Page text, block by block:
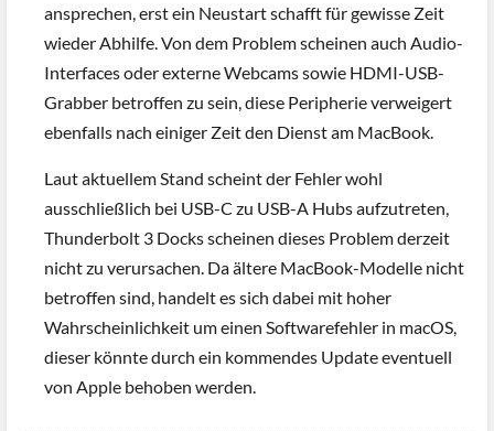
ansprechen, erst ein Neustart schafft für gewisse Zeit
wieder Abhilfe. Von dem Problem scheinen auch Audio-
Interfaces oder externe Webcams sowie HDMI-USB-
Grabber betroffen zu sein, diese Peripherie verweigert
ebenfalls nach einiger Zeit den Dienst am MacBook.
Laut aktuellem Stand scheint der Fehler wohl
ausschließlich bei USB-C zu USB-A Hubs aufzutreten,
Thunderbolt 3 Docks scheinen dieses Problem derzeit
nicht zu verursachen. Da ältere MacBook-Modelle nicht
betroffen sind, handelt es sich dabei mit hoher
Wahrscheinlichkeit um einen Softwarefehler in macOS,
dieser könnte durch ein kommendes Update eventuell
von Apple behoben werden.